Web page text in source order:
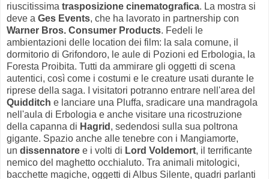
riuscitissima trasposizione cinematografica. La mostra si
deve a Ges Events, che ha lavorato in partnership con
Warner Bros. Consumer Products. Fedeli le
ambientazioni delle location dei film: la sala comune, il
dormitorio di Grifondoro, le aule di Pozioni ed Erbologia, la
Foresta Proibita. Tutti da ammirare gli oggetti di scena
autentici, così come i costumi e le creature usati durante le
riprese della saga. I visitatori potranno entrare nell'area del
Quidditch e lanciare una Pluffa, sradicare una mandragola
nell'aula di Erbologia e anche visitare una ricostruzione
della capanna di Hagrid , sedendosi sulla sua poltrona
gigante. Spazio anche alle tenebre con i Mangiamorte,
un dissennatore e i volti di Lord Voldemort, il terrificante
nemico del maghetto occhialuto. Tra animali mitologici,
bacchette magiche, oggetti di Albus Silente, quadri parlanti